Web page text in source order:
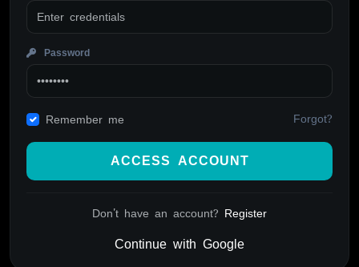
Password
Remember me Forgot?
ACCESS ACCOUNT
Don't have an account? Register
Continue with Google